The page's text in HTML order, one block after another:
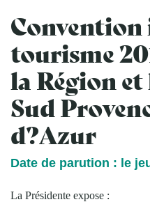
tourisme
la Région et
Sud
d?Azur
Date de parution : le
La Présidente expose :